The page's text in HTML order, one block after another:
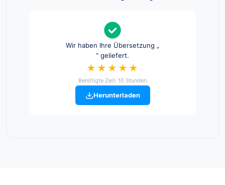
Wir haben Ihre Übersetzung „
“ geliefert.
★★★★★
Benötigte Zeit: 10 Stunden
Herunterladen